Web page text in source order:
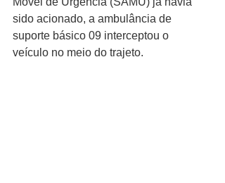
sido acionado, a ambulância de
suporte básico 09 interceptou o
veículo no meio do trajeto.